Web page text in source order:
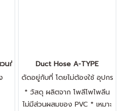
นกันฝุ่น แบบหีบเพลงDuct Hose A-TYPE
ดัดอยู่กับที่ โดยไม่ต้องใช้ อุปกร
ณ์เสริม
* วัสดุ ผลิตจาก โพลีโพไพลีน
ไม่มีส่วนผสมของ PVC * เหมาะ